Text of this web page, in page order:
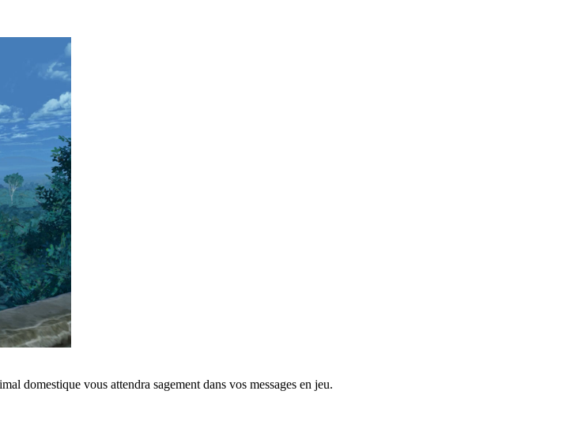
domestique vous attendra sagement dans vos messages en jeu.